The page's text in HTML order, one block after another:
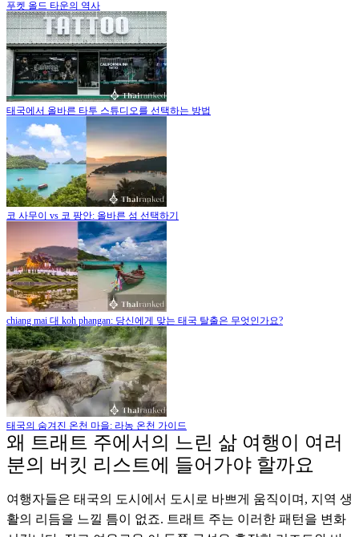
푸켓 올드 타운의 역사
태국에서 올바른 타투 스튜디오를 선택하는 방법
코 사무이 vs 코 팡안: 올바른 섬 선택하기
chiang mai 대 koh phangan: 당신에게 맞는 태국 탈출은 무엇인가요?
태국의 숨겨진 온천 마을: 라농 온천 가이드
왜 트래트 주에서의 느린 삶 여행이 여러
분의 버킷 리스트에 들어가야 할까요
여행자들은 태국의 도시에서 도시로 바쁘게 움직이며, 지역 생
활의 리듬을 느낄 틈이 없죠. 트래트 주는 이러한 패턴을 변화